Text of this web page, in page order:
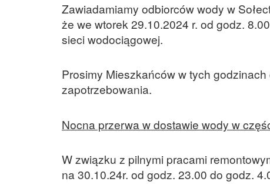
Zawiadamiamy odbiorców wody w
że we wtorek 29.10.2024 r. od godz.
sieci wodociągowej.
Prosimy Mieszkańców w tych
zapotrzebowania.
Nocna przerwa w dostawie wody w
W związku z pilnymi pracami
na 30.10.24r. od godz. 23.00 do godz.